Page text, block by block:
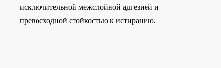
исключительной межслойной адгезией и
превосходной стойкостью к истиранию.